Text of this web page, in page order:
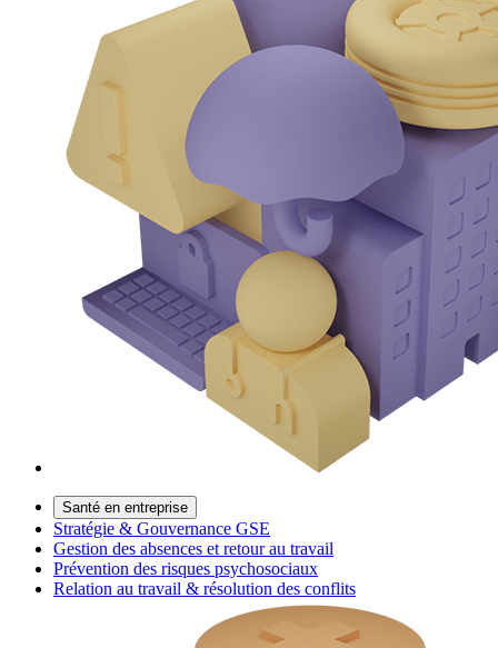
Santé en entreprise
Stratégie & Gouvernance GSE
Gestion des absences et retour au travail
Prévention des risques psychosociaux
Relation au travail & résolution des conflits